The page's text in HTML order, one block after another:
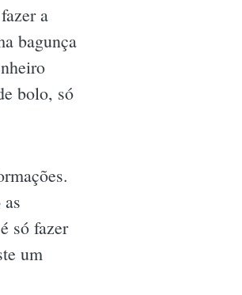
a
bagunça
bolo, só
só fazer
um